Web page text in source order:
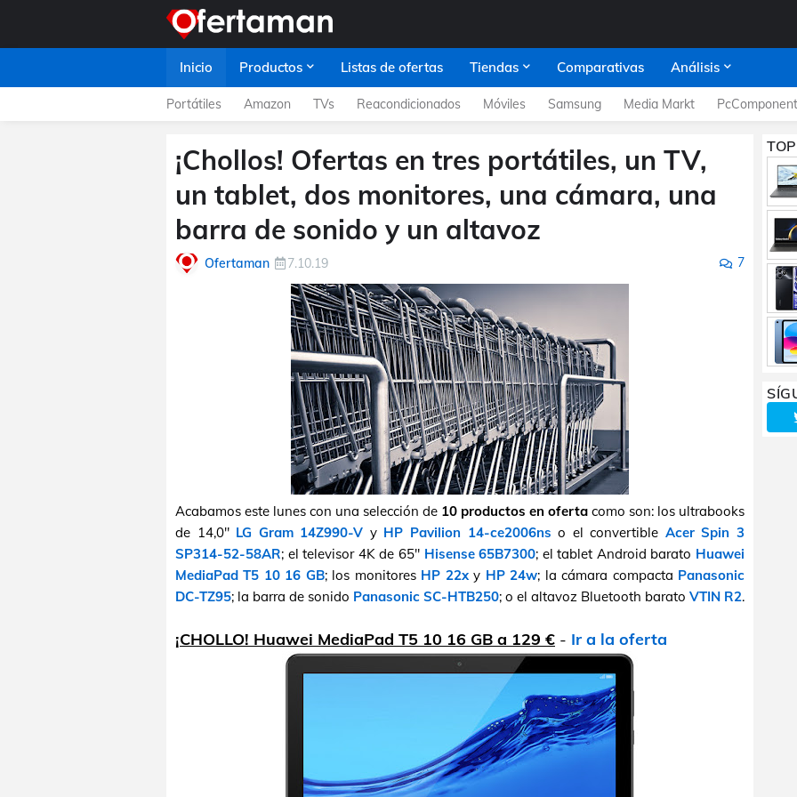
Inicio Productos Listas de ofertas Tiendas Comparativas Análisis
Portátiles Amazon TVs Reacondicionados Móviles Samsung Media Markt
¡Chollos! Ofertas en tres portátiles, un TV,
un tablet, dos monitores, una cámara, una
barra de sonido y un altavoz
Ofertaman 7.10.19 7
Acabamos este lunes con una selección de 10 productos en oferta como son: los ultrabooks
de 14,0" LG Gram 14Z990-V y HP Pavilion 14-ce2006ns o el convertible Acer Spin 3
SP314-52-58AR; el televisor 4K de 65" Hisense 65B7300; el tablet Android barato Huawei
MediaPad T5 10 16 GB; los monitores HP 22xy HP 24w; la cámara compacta Panasonic
DC-TZ95; la barra de sonido Panasonic SC-HTB250; o el altavoz Bluetooth barato VTIN R2.
¡CHOLLO! Huawei MediaPad T5 10 16 GB a 129 € - Ir a la oferta